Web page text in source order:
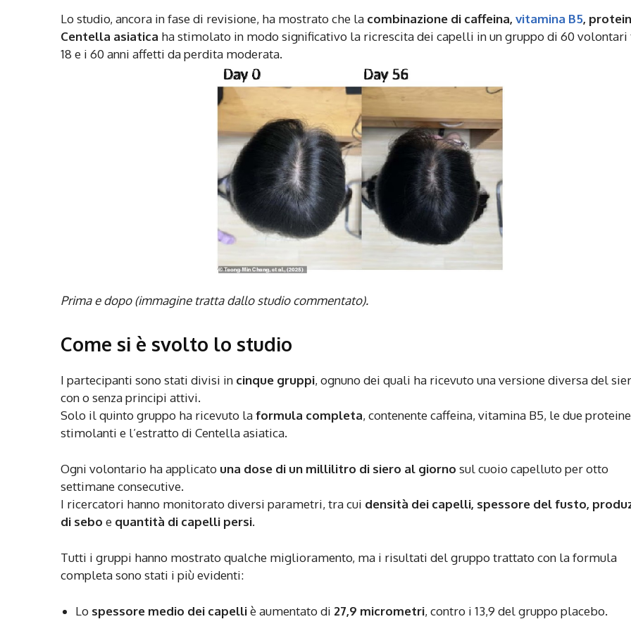
Lo studio, ancora in fase di revisione, ha mostrato che la combinazione di caffeina, vitamina B5,
Centella asiatica ha stimolato in modo significativo la ricrescita dei capelli in un gruppo di 60 volontari
18 e i 60 anni affetti da perdita moderata.
Prima e dopo (immagine tratta dallo studio commentato).
Come si è svolto lo studio
I partecipanti sono stati divisi in cinque gruppi, ognuno dei quali ha ricevuto una versione diversa del
con o senza principi attivi.
Solo il quinto gruppo ha ricevuto laformula completa, contenente caffeina, vitamina B5, le due proteine
stimolanti e l’estratto di Centella asiatica.
Ogni volontario ha applicato una dose di un millilitro di siero al giorno sul cuoio capelluto per otto
settimane consecutive.
I ricercatori hanno monitorato diversi parametri, tra cui densità dei capelli, spessore del fusto,
di sebo e quantità di capelli persi.
Tutti i gruppi hanno mostrato qualche miglioramento, ma i risultati del gruppo trattato con la formula
completa sono stati i più evidenti:
Lo spessore medio dei capelliè aumentato di 27,9 micrometri, contro i 13,9 del gruppo placebo.